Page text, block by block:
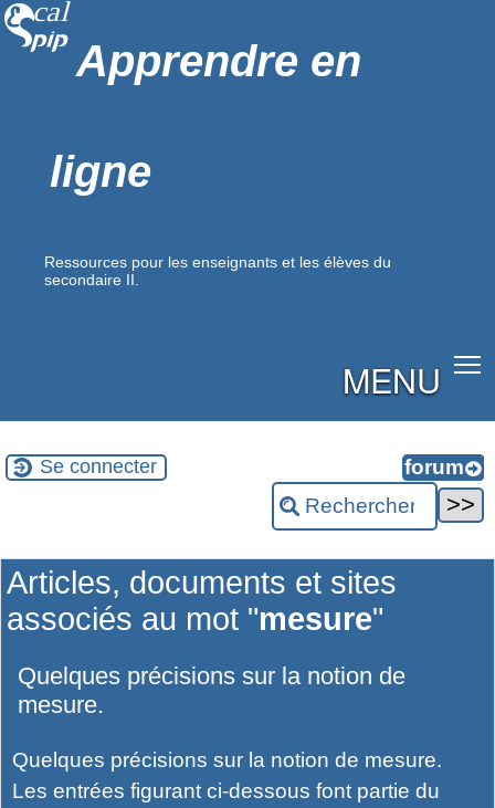
Apprendre en
ligne
Ressources pour les enseignants et les élèves du
secondaire II.
MENU
Se connecter
Articles, documents et sites
associés au mot "mesure"
Quelques précisions sur la notion de
mesure.
Quelques précisions sur la notion de mesure.
Les entrées figurant ci-dessous font partie du